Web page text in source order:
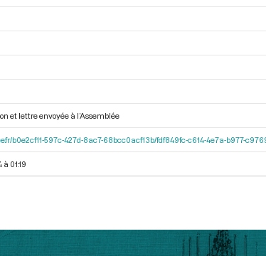
et lettre envoyée à l’Assemblée
b0e2cf11-597c-427d-8ac7-68bcc0acf13b/fdf849fc-c614-4e7a-b977-
à 01:19